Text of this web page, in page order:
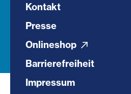
Kontakt
Presse
Onlineshop
Barrierefreiheit
Impressum